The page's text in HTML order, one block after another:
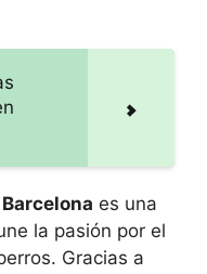
es una
la pasión por el
Gracias a